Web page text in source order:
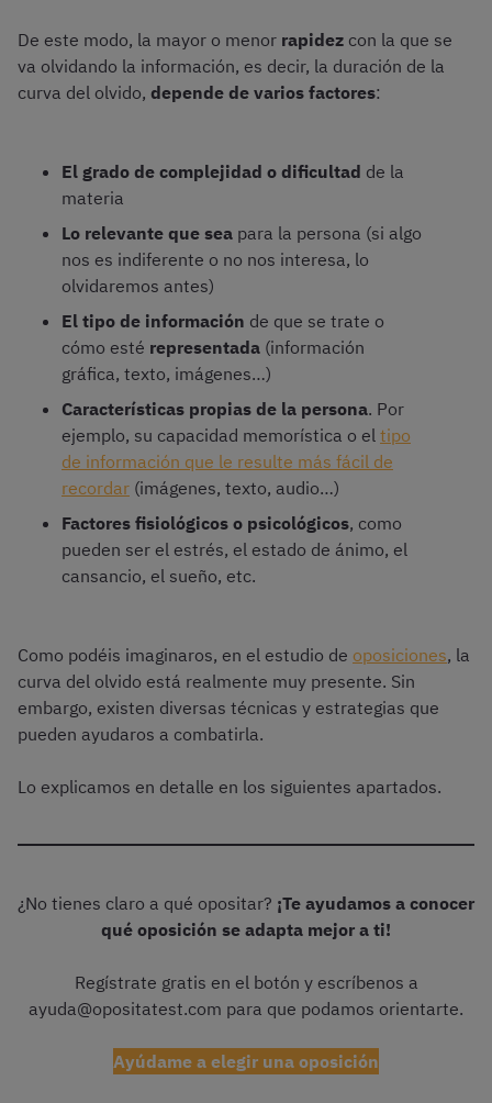
De este modo, la mayor o menor rapidez con la que se
va olvidando la información, es decir, la duración de la
curva del olvido, depende de varios factores:
El grado de complejidad o dificultad de la
materia
Lo relevante que sea para la persona (si algo
nos es indiferente o no nos interesa, lo
olvidaremos antes)
El tipo de información de que se trate o
cómo esté representada (información
gráfica, texto, imágenes…)
Características propias de la persona. Por
ejemplo, su capacidad memorística o el tipo
de información que le resulte más fácil de
recordar (imágenes, texto, audio…)
Factores fisiológicos o psicológicos, como
pueden ser el estrés, el estado de ánimo, el
cansancio, el sueño, etc.
Como podéis imaginaros, en el estudio de oposiciones, la
curva del olvido está realmente muy presente. Sin
embargo, existen diversas técnicas y estrategias que
pueden ayudaros a combatirla.
Lo explicamos en detalle en los siguientes apartados.
¿No tienes claro a qué opositar? ¡Te ayudamos a conocer
qué oposición se adapta mejor a ti!
Regístrate gratis en el botón y escríbenos a
ayuda@opositatest.com para que podamos orientarte.
Ayúdame a elegir una oposición